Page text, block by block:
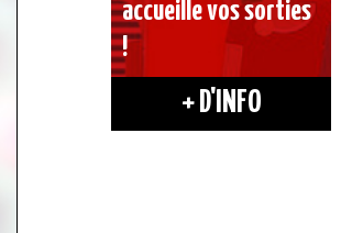
accueille vos sorties
!
+ D'INFO